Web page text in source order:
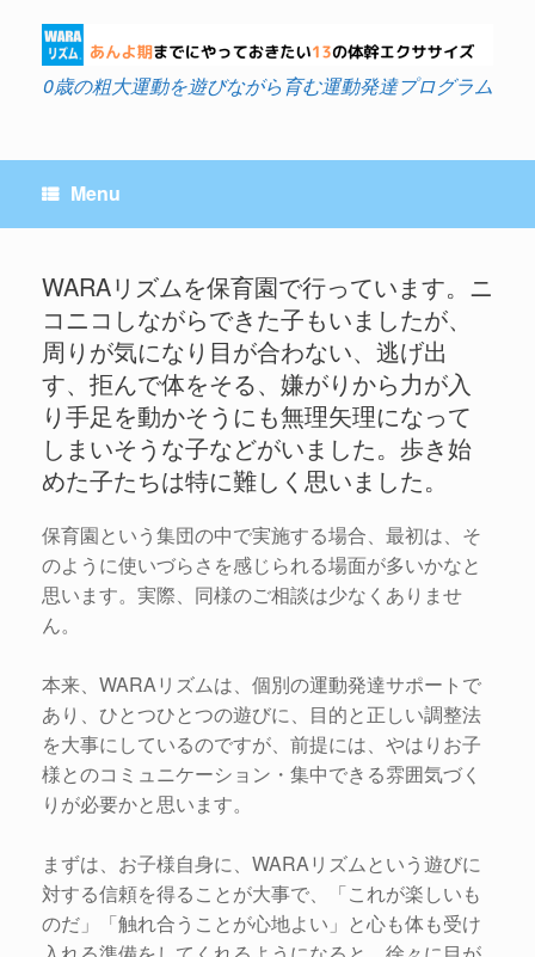
content
0歳の粗大運動を遊びながら育む運動発達プログラム
Menu
WARAリズムを保育園で行っています。ニ
コニコしながらできた子もいましたが、
周りが気になり目が合わない、逃げ出
す、拒んで体をそる、嫌がりから力が入
り手足を動かそうにも無理矢理になって
しまいそうな子などがいました。歩き始
めた子たちは特に難しく思いました。
保育園という集団の中で実施する場合、最初は、そ
のように使いづらさを感じられる場面が多いかなと
思います。実際、同様のご相談は少なくありませ
ん。
本来、WARAリズムは、個別の運動発達サポートで
あり、ひとつひとつの遊びに、目的と正しい調整法
を大事にしているのですが、前提には、やはりお子
様とのコミュニケーション・集中できる雰囲気づく
りが必要かと思います。
まずは、お子様自身に、WARAリズムという遊びに
対する信頼を得ることが大事で、「これが楽しいも
のだ」「触れ合うことが心地よい」と心も体も受け
Post navigation